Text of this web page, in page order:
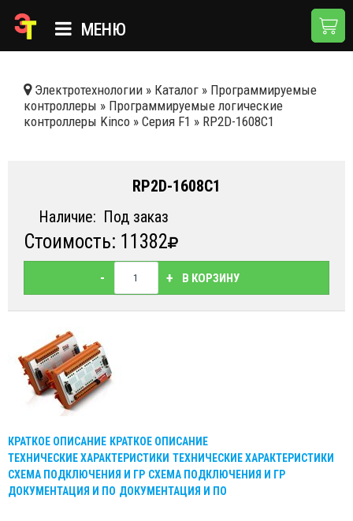
МЕНЮ
КАТАЛОГ
НОВОСТИ
ДОСТАВКА И ОПЛАТА
КОНТАКТЫ
Электротехнологии » Каталог » Программируемые
контроллеры » Программируемые логические
контроллеры Kinсo » Серия F1 » RP2D-1608C1
RP2D-1608C1
Наличие: Под заказ
Стоимость: 11382
- + В КОРЗИНУ
КРАТКОЕ ОПИСАНИЕ КРАТКОЕ ОПИСАНИЕ
ТЕХНИЧЕСКИЕ ХАРАКТЕРИСТИКИ ТЕХНИЧЕСКИЕ ХАРАКТЕРИСТИКИ
СХЕМА ПОДКЛЮЧЕНИЯ И ГР СХЕМА ПОДКЛЮЧЕНИЯ И ГР
ДОКУМЕНТАЦИЯ И ПО ДОКУМЕНТАЦИЯ И ПО